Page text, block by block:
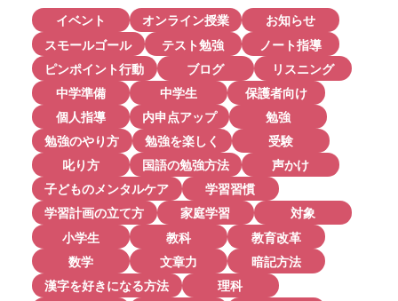
イベント オンライン授業
お知らせ
スモールゴール
テスト勉強
ノート指導
ピンポイント行動
ブログ
リスニング
中学準備
中学生
保護者向け
個人指導
内申点アップ
勉強
勉強のやり方
勉強を楽しく
受験
叱り方
国語の勉強方法
声かけ
子どものメンタルケア
学習習慣
学習計画の立て方
家庭学習
対象
小学生
教科
教育改革
数学
文章力
暗記方法
漢字を好きになる方法
理科